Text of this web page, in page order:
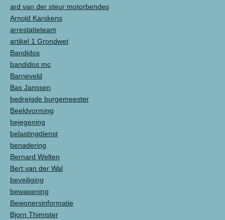
ard van der steur motorbendes
Arnold Karskens
arrestatieteam
artikel 1 Grondwet
Bandidos
bandidos mc
Barneveld
Bas Janssen
bedreigde burgemeester
Beeldvorming
bejegening
belastingdienst
benadering
Bernard Welten
Bert van der Wal
beveiliging
bewapening
Bewonersinformatie
Bjorn Thimister